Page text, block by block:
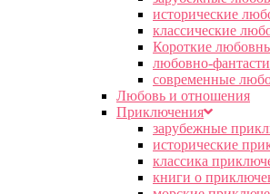
исторические
классические
Короткие
любовно-
современные
Любовь и отношения
Приключения
зарубежные
исторические
классика
книги о